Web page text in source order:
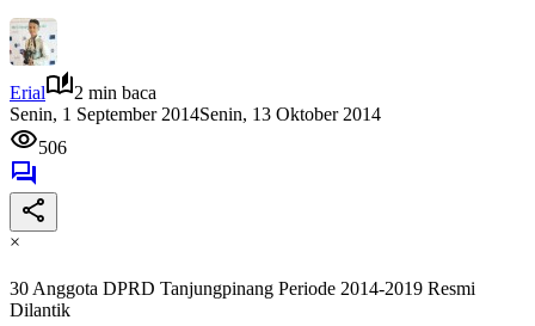
Erial
2 min baca
Senin, 1 September 2014Senin, 13 Oktober 2014
506
×
30 Anggota DPRD Tanjungpinang Periode 2014-2019 Resmi
Dilantik